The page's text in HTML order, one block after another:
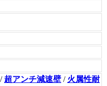
/ 超アンチ減速壁 / 火属性耐